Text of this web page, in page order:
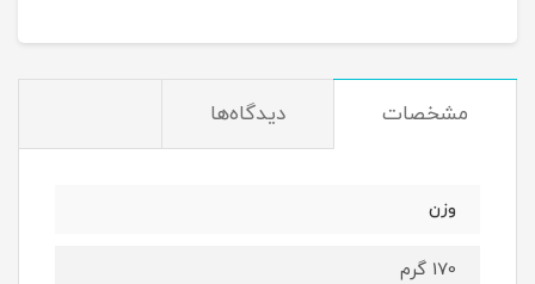
مشخصات دیدگاه‌ها
وزن
170 گرم